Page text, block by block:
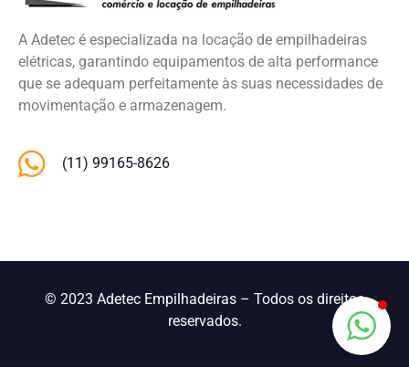
A Adetec é especializada na locação de empilhadeiras
elétricas, garantindo equipamentos de alta performance
que se adequam perfeitamente às suas necessidades de
movimentação e armazenagem.
(11) 99165-8626
© 2023 Adetec Empilhadeiras – Todos os direitos
reservados.